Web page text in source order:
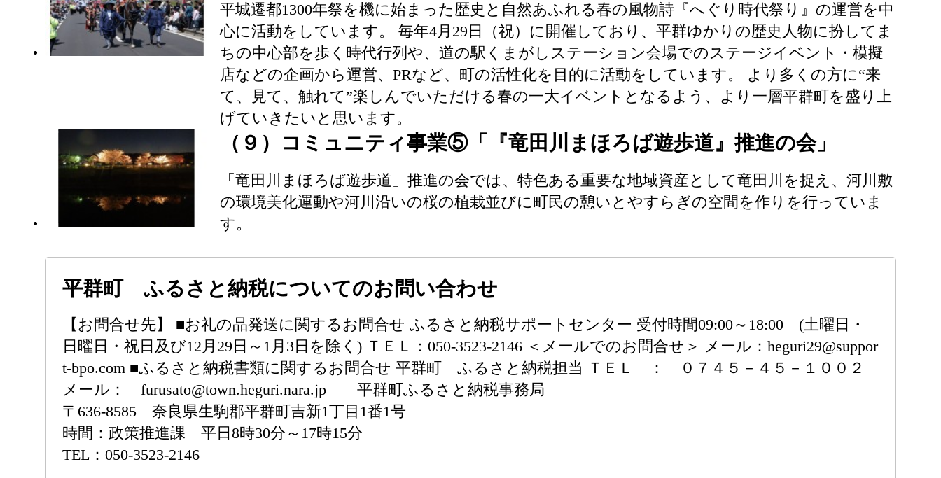
平城遷都1300年祭を機に始まった歴史と自然あふれる春の風物詩『へぐり時代祭り』の運営を中
心に活動をしています。 毎年4月29日（祝）に開催しており、平群ゆかりの歴史人物に扮してま
ちの中心部を歩く時代行列や、道の駅くまがしステーション会場でのステージイベント・模擬
店などの企画から運営、PRなど、町の活性化を目的に活動をしています。 より多くの方に“来
て、見て、触れて”楽しんでいただける春の一大イベントとなるよう、より一層平群町を盛り上
げていきたいと思います。
（９）コミュニティ事業⑤「『竜田川まほろば遊歩道』推進の会」
「竜田川まほろば遊歩道」推進の会では、特色ある重要な地域資産として竜田川を捉え、河川敷
の環境美化運動や河川沿いの桜の植栽並びに町民の憩いとやすらぎの空間を作りを行っていま
す。
平群町 ふるさと納税についてのお問い合わせ
【お問合せ先】 ■お礼の品発送に関するお問合せ ふるさと納税サポートセンター 受付時間09:00～18:00 (土曜日・
日曜日・祝日及び12月29日～1月3日を除く) ＴＥＬ：050-3523-2146 ＜メールでのお問合せ＞ メール：heguri29@suppor
t-bpo.com ■ふるさと納税書類に関するお問合せ 平群町 ふるさと納税担当 ＴＥＬ ： ０７４５－４５－１００２
メール： furusato@town.heguri.nara.jp 平群町ふるさと納税事務局
〒636-8585 奈良県生駒郡平群町吉新1丁目1番1号
時間：政策推進課 平日8時30分～17時15分
TEL：050-3523-2146